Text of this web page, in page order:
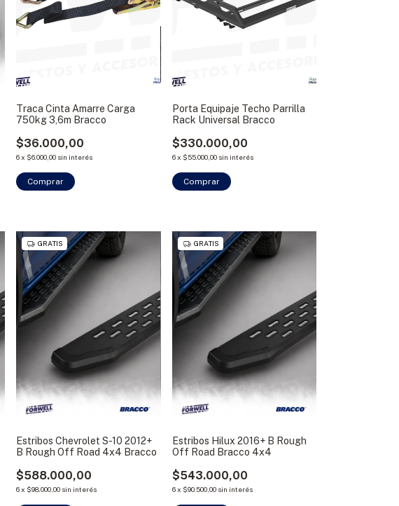
Traca Cinta Amarre Carga
750kg 3,6m Bracco
$36.000,00
6x $6.000,00 sin interés
Comprar
Porta Equipaje Techo Parrilla
Rack Universal Bracco
$330.000,00
6 x $55.000,00 sin interés
GRATIS
Estribos Chevrolet S-10 2012+
B Rough Off Road 4x4 Bracco
$588.000,00
6x $98.000,00 sin interés
GRATIS
Estribos Hilux 2016+ B Rough
Off Road Bracco 4x4
$543.000,00
6 x $90.500,00 sin interés